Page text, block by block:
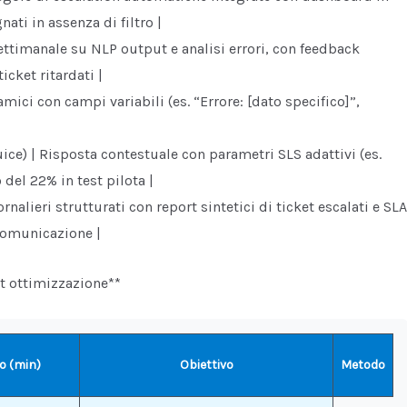
in assenza di filtro |
su NLP output e analisi errori, con feedback
ritardati |
con campi variabili (es. “Errore: [dato specifico]”,
| Risposta contestuale con parametri SLS adattivi (es.
22% in test pilota |
strutturati con report sintetici di ticket escalati e SLA
|
ottimizzazione**
(min) Obiettivo Metodo